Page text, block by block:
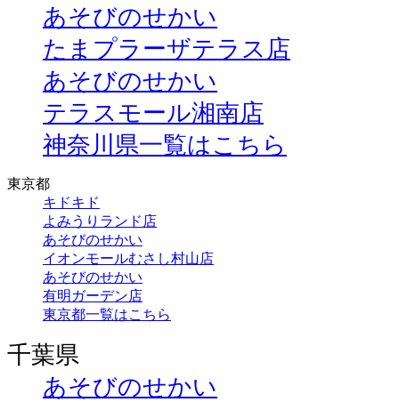
あそびのせかい
たまプラーザテラス店
あそびのせかい
テラスモール湘南店
神奈川県一覧はこちら
東京都
キドキド
よみうりランド店
あそびのせかい
イオンモールむさし村山店
あそびのせかい
有明ガーデン店
東京都一覧はこちら
千葉県
あそびのせかい